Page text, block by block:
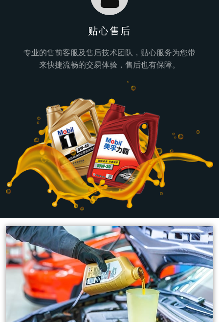
贴心售后
专业的售前客服及售后技术团队，贴心服务为您带
来快捷流畅的交易体验，售后也有保障。